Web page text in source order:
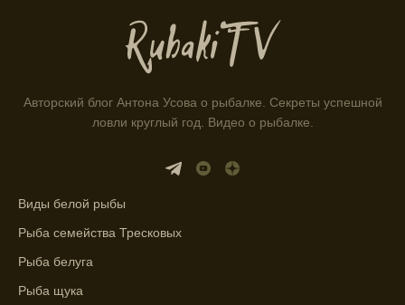
Находитесь в Московской области? Это
прекрасное место для рыбалки, и прогноз
клева вам в помощь.
Прогноз клева учитывает разные факторы,
и это делает его надежным.
Я всегда учитываю фазы луны и погодные
условия при выборе дня для рыбалки.
Прогноз клева учитывает фазы луны и
Авторский блог Антона Усова о рыбалке. Секреты успешной
ловли круглый год. Видео о рыбалке.
Виды белой рыбы
Рыба семейства Тресковых
Рыба белуга
Рыба щука